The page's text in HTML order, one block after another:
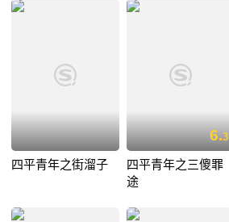
四平青年之街溜子
6.3
四平青年之三傻罪
途